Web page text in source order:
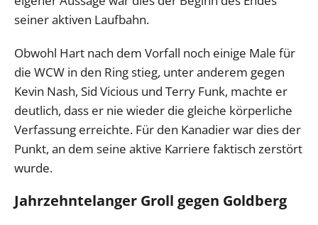
seiner aktiven Laufbahn.
Obwohl Hart nach dem Vorfall noch einige Male für
die WCW in den Ring stieg, unter anderem gegen
Kevin Nash, Sid Vicious und Terry Funk, machte er
deutlich, dass er nie wieder die gleiche körperliche
Verfassung erreichte. Für den Kanadier war dies der
Punkt, an dem seine aktive Karriere faktisch zerstört
wurde.
Jahrzehntelanger Groll gegen Goldberg